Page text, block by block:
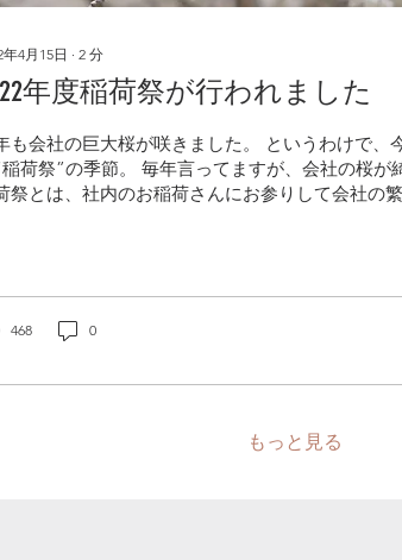
年4月15日 ∙ 2 分
年度稲荷祭が行われました
も会社の巨大桜が咲きました。 というわけで、
稲荷祭”の季節。 毎年言ってますが、会社の桜が
祭とは、社内のお稲荷さんにお参りして会社の
468 0
もっと見る